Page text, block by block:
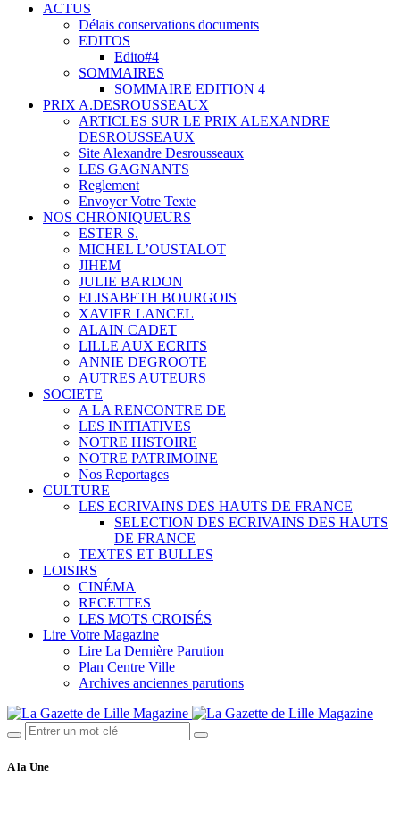
ACTUS
Délais conservations documents
EDITOS
Edito#4
SOMMAIRES
SOMMAIRE EDITION 4
PRIX A.DESROUSSEAUX
ARTICLES SUR LE PRIX ALEXANDRE
DESROUSSEAUX
Site Alexandre Desrousseaux
LES GAGNANTS
Reglement
Envoyer Votre Texte
NOS CHRONIQUEURS
ESTER S.
MICHEL L’OUSTALOT
JIHEM
JULIE BARDON
ELISABETH BOURGOIS
XAVIER LANCEL
ALAIN CADET
LILLE AUX ECRITS
ANNIE DEGROOTE
AUTRES AUTEURS
SOCIETE
A LA RENCONTRE DE
LES INITIATIVES
NOTRE HISTOIRE
NOTRE PATRIMOINE
Nos Reportages
CULTURE
LES ECRIVAINS DES HAUTS DE FRANCE
SELECTION DES ECRIVAINS DES HAUTS
DE FRANCE
TEXTES ET BULLES
LOISIRS
CINÉMA
RECETTES
LES MOTS CROISÉS
Lire Votre Magazine
Lire La Dernière Parution
Plan Centre Ville
Archives anciennes parutions
A la Une